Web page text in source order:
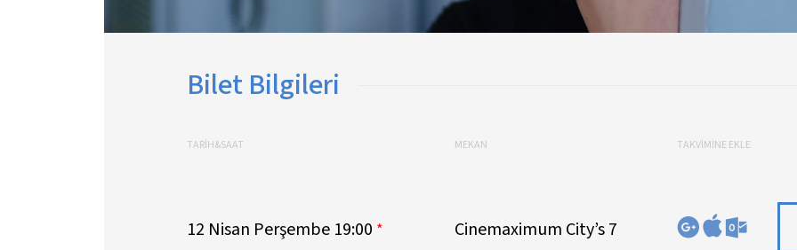
Bilet Bilgileri
TARİH&SAAT MEKAN TAKVİMİNE EKLE
12 Nisan Perşembe 19:00 * Cinemaximum City’s 7